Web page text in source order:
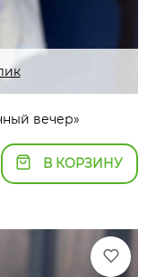
вечер»
В КОРЗИНУ